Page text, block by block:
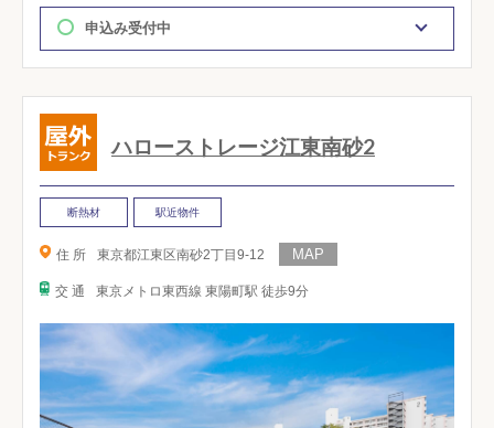
申込み受付中
ハローストレージ江東南砂2
断熱材 駅近物件
住 所 東京都江東区南砂2丁目9-12
交 通 東京メトロ東西線 東陽町駅 徒歩9分